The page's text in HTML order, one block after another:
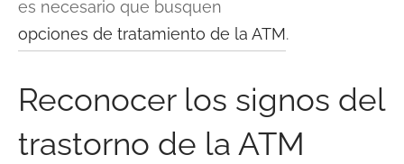
es necesario que busquen
opciones de tratamiento de la ATM.
Reconocer los signos del
trastorno de la ATM